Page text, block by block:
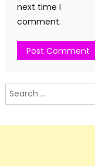
next time I
comment.
Search
for: